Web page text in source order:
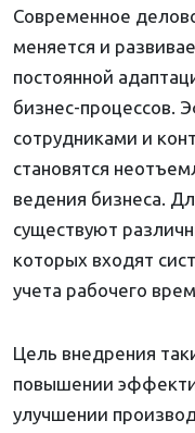
Современное
меняется и
постоянной
бизнес-процессов.
сотрудниками и
становятся
ведения бизнеса.
существуют
которых входят
учета рабочего
Цель внедрения
повышении
улучшении